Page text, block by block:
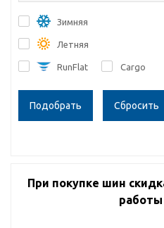
Зимняя
Летняя
RunFlat Cargo
Сбросить
При покупке шин
работы